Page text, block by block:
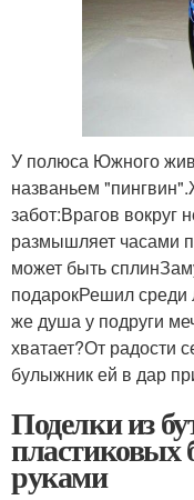
У полюса Южного
названьем
забот:Врагов вокруг
размышляет часами
может быть
подарокРешил среди
же душа у подруги
хватает?От радости
булыжник ей в дар
Поделки из
пластиковых
руками